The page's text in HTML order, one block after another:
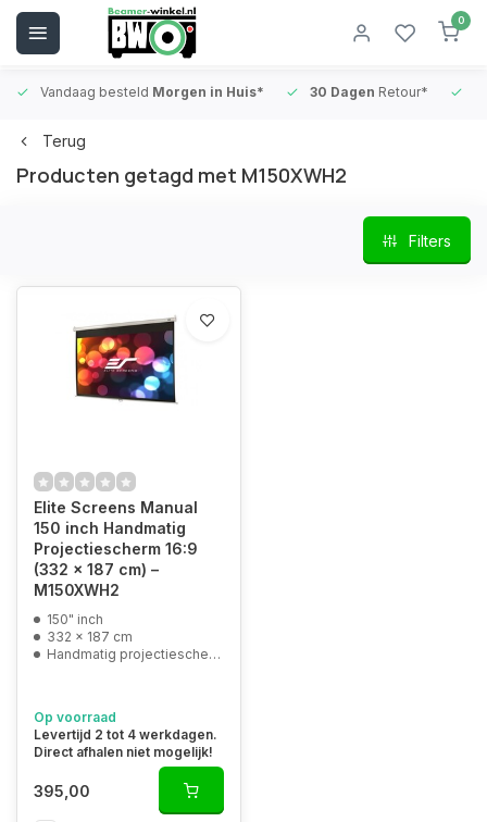
0
Vandaag besteld Morgen in Huis* 30 Dagen Retour*
Terug
Producten getagd met M150XWH2
Filters
Elite Screens Manual
150 inch Handmatig
Projectiescherm 16:9
(332 x 187 cm) –
M150XWH2
150" inch
332 x 187 cm
Handmatig projectiescherm
Op voorraad
Levertijd 2 tot 4 werkdagen.
Direct afhalen niet mogelijk!
395,00